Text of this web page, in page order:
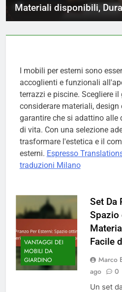
Materiali disponibili,
I mobili per esterni sono
accoglienti e funzionali
terrazzi e piscine. Scegliere
considerare materiali, design
garantire che si adattino alle
di vita. Con una selezione
trasformare l'estetica e il
esterni. Espresso
traduzioni Milano
VANTAGGI DEI
MOBILI DA
GIARDINO
Set Da
Facile
Marco
ago
0
Un set